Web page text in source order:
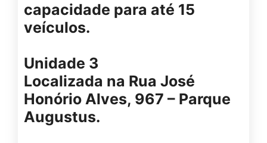
capacidade para até 15
veículos.
Unidade 3
Localizada na Rua José
Honório Alves, 967 – Parque
Augustus.